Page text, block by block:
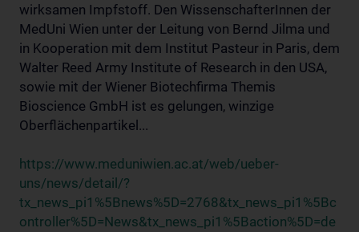
wirksamen Impfstoff. Den WissenschafterInnen der
MedUni Wien unter der Leitung von Bernd Jilma und
in Kooperation mit dem Institut Pasteur in Paris, dem
Walter Reed Army Institute of Research in den USA,
sowie mit der Wiener Biotechfirma Themis
Bioscience GmbH ist es gelungen, winzige
Oberflächenpartikel...
https://www.meduniwien.ac.at/web/ueber-
uns/news/detail/?
tx_news_pi1%5Bnews%5D=2768&tx_news_pi1%5Bc
ontroller%5D=News&tx_news_pi1%5Baction%5D=de